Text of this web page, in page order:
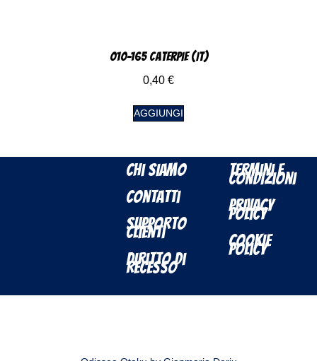
010-165 Caterpie (IT)
0,40 €
AGGIUNGI
Chi Siamo
Contatti
Supporto
Clienti
Diritto di
Recesso
Termini e
Condizioni
Privacy
Policy
Cookie
Policy